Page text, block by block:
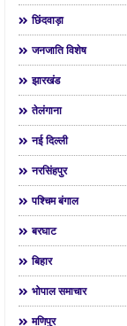
छिंदवाड़ा
जनजाति विशेष
झारखंड
तेलंगाना
नई दिल्ली
नरसिंहपुर
पश्चिम बंगाल
बरघाट
बिहार
भोपाल समाचार
मणिपुर